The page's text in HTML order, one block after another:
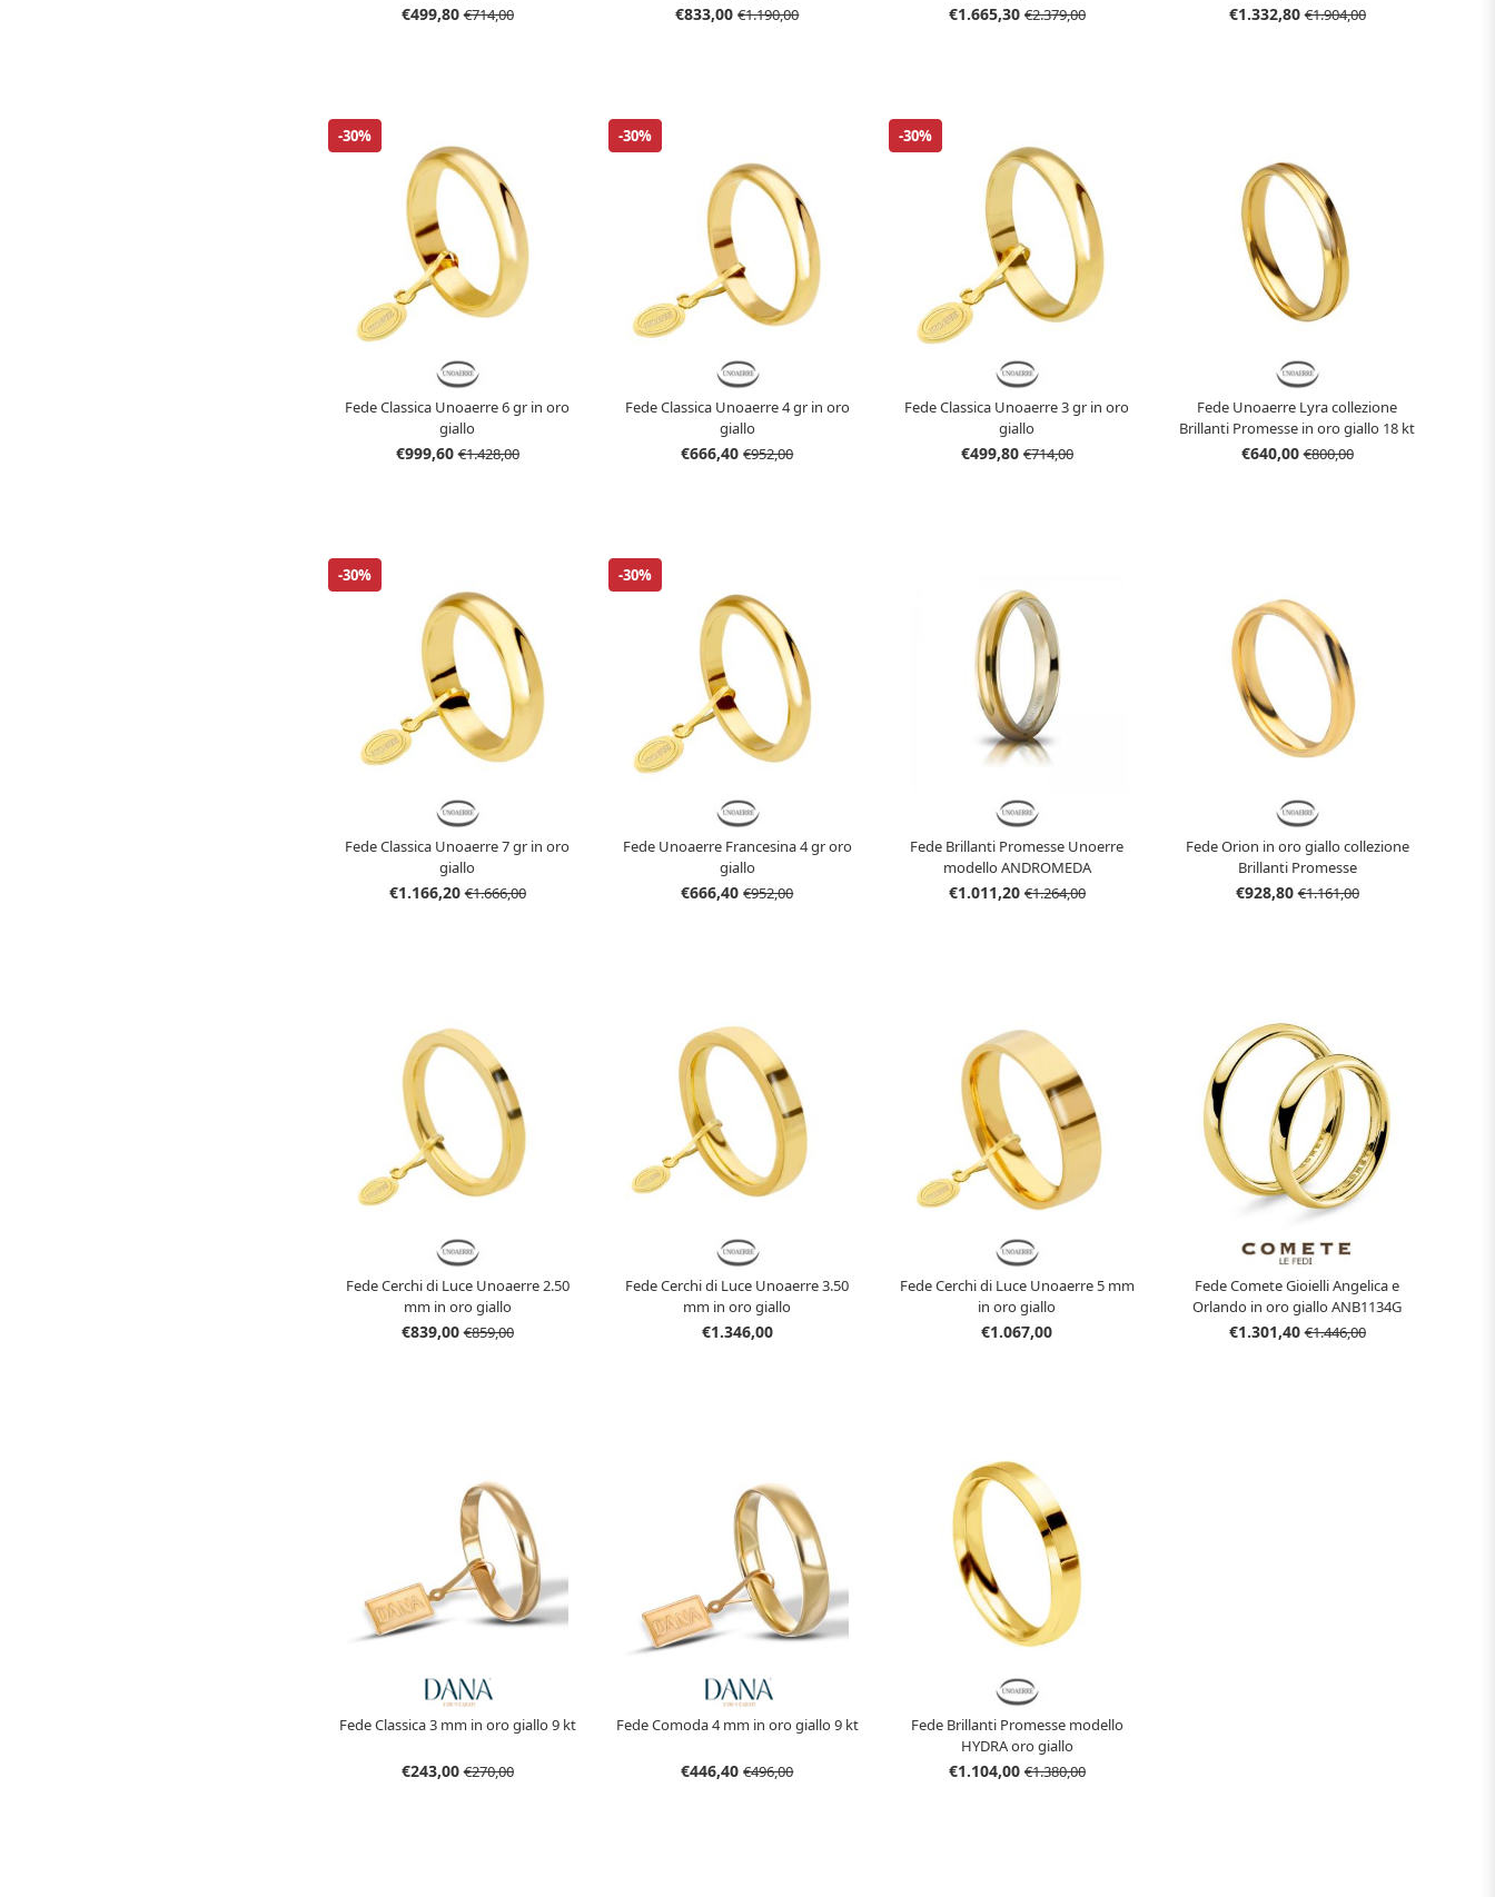
€499,80€714,00 €833,00€1.190,00 €1.665,30 €2.379,00 €1.332,80€1.904,00
-30%
Fede Classica Unoaerre 6 gr in oro
giallo
€999,60€1.428,00
-30%
Fede Classica Unoaerre 4 gr in oro
giallo
€666,40€952,00
-30%
Fede Classica Unoaerre 3 gr in oro
giallo
€499,80 €714,00
Fede Unoaerre Lyra collezione
Brillanti Promesse in oro giallo 18 kt
€640,00€800,00
-30%
Fede Classica Unoaerre 7 gr in oro
giallo
€1.166,20€1.666,00
-30%
Fede Unoaerre Francesina 4 gr oro
giallo
€666,40€952,00
Fede Brillanti Promesse Unoerre
modello ANDROMEDA
€1.011,20 €1.264,00
Fede Orion in oro giallo collezione
Brillanti Promesse
€928,80€1.161,00
Fede Cerchi di Luce Unoaerre 2.50
mm in oro giallo
€839,00€859,00
Fede Cerchi di Luce Unoaerre 3.50
mm in oro giallo
€1.346,00
Fede Cerchi di Luce Unoaerre 5 mm
in oro giallo
€1.067,00
Fede Comete Gioielli Angelica e
Orlando in oro giallo ANB1134G
€1.301,40€1.446,00
Fede Classica 3 mm in oro giallo 9 kt
€243,00€270,00
Fede Comoda 4 mm in oro giallo 9 kt
€446,40€496,00
Fede Brillanti Promesse modello
HYDRA oro giallo
€1.104,00 €1.380,00